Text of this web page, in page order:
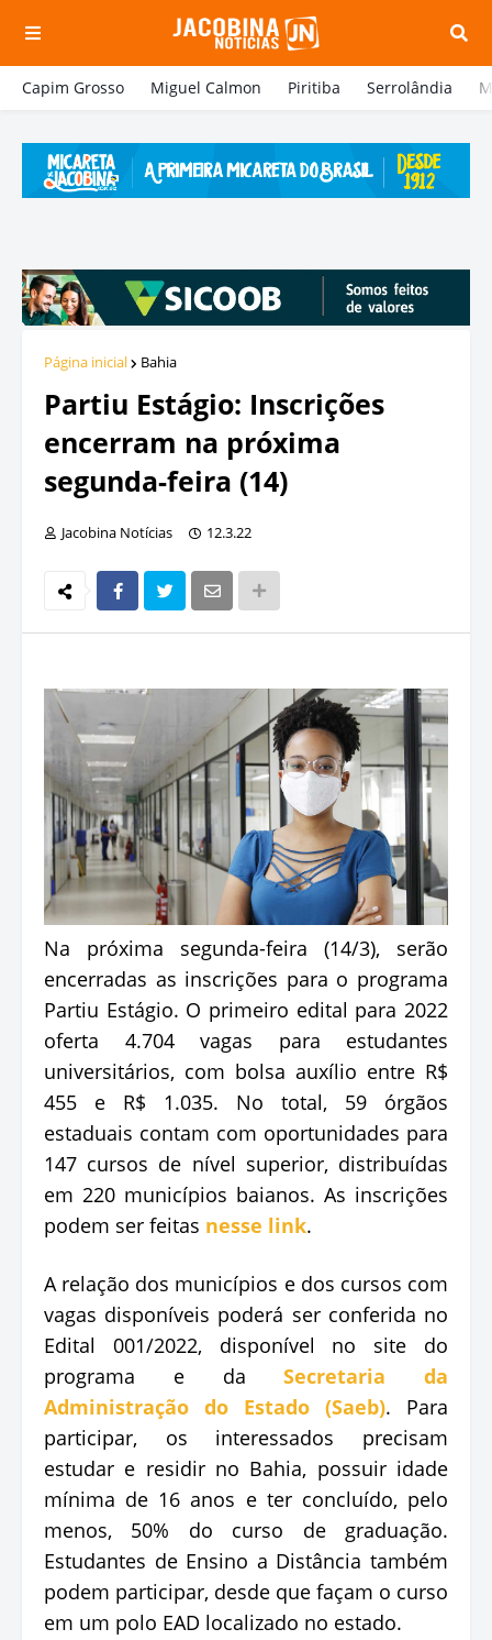
Capim Grosso Miguel Calmon Piritiba Serrolândia
Página inicial Bahia
Partiu Estágio: Inscrições
encerram na próxima
segunda-feira (14)
Jacobina Notícias 12.3.22
Na próxima segunda-feira (14/3), serão
encerradas as inscrições para o programa
Partiu Estágio. O primeiro edital para 2022
oferta 4.704 vagas para estudantes
universitários, com bolsa auxílio entre R$
455 e R$ 1.035. No total, 59 órgãos
estaduais contam com oportunidades para
147 cursos de nível superior, distribuídas
em 220 municípios baianos. As inscrições
podem ser feitas nesse link.
A relação dos municípios e dos cursos com
vagas disponíveis poderá ser conferida no
Edital 001/2022, disponível no site do
programa e daSecretaria da
Administração do Estado (Saeb). Para
participar, os interessados precisam
estudar e residir no Bahia, possuir idade
mínima de 16 anos e ter concluído, pelo
menos, 50% do curso de graduação.
Estudantes de Ensino a Distância também
podem participar, desde que façam o curso
em um polo EAD localizado no estado.